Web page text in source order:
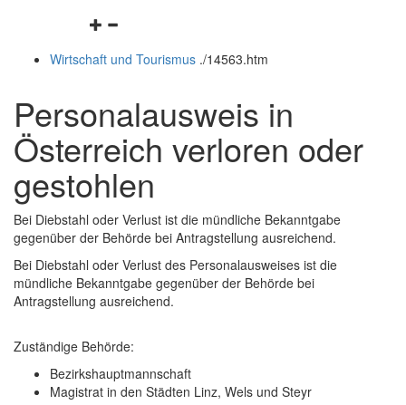
Navigationsmenü
und
Wirtschaft und Tourismus ./14563.htm
Personalausweis in
Österreich verloren oder
gestohlen
Bei Diebstahl oder Verlust ist die mündliche Bekanntgabe
gegenüber der Behörde bei Antragstellung ausreichend.
Bei Diebstahl oder Verlust des Personalausweises ist die
mündliche Bekanntgabe gegenüber der Behörde bei
Antragstellung ausreichend.
Zuständige Behörde:
Bezirkshauptmannschaft
Magistrat in den Städten Linz, Wels und Steyr